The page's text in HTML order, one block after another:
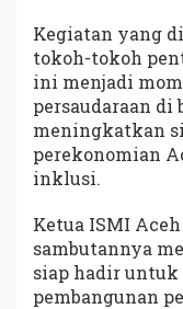
Kegiatan yang
tokoh-tokoh
ini menjadi
persaudaraan di
meningkatkan
perekonomian
inklusi.
Ketua ISMI
sambutannya
siap hadir
pembangunan